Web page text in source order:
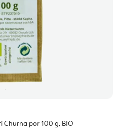
Churna por 100 g, BIO